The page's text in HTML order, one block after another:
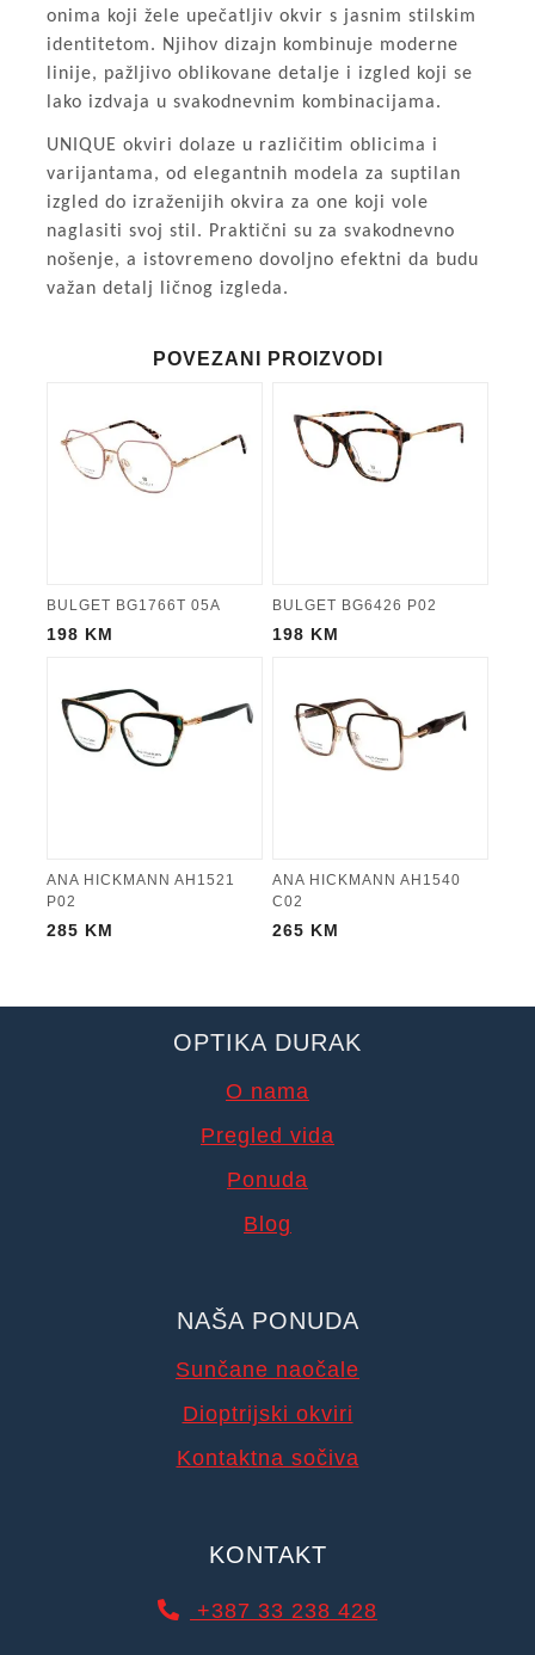
onima koji žele upečatljiv okvir s jasnim stilskim
identitetom. Njihov dizajn kombinuje moderne
linije, pažljivo oblikovane detalje i izgled koji se
lako izdvaja u svakodnevnim kombinacijama.
UNIQUE okviri dolaze u različitim oblicima i
varijantama, od elegantnih modela za suptilan
izgled do izraženijih okvira za one koji vole
naglasiti svoj stil. Praktični su za svakodnevno
nošenje, a istovremeno dovoljno efektni da budu
važan detalj ličnog izgleda.
POVEZANI PROIZVODI
BULGET BG1766T 05A
198 KM
BULGET BG6426 P02
198 KM
ANA HICKMANN AH1521
P02
285 KM
ANA HICKMANN AH1540
C02
265 KM
OPTIKA DURAK
O nama
Pregled vida
Ponuda
Blog
NAŠA PONUDA
Sunčane naočale
Dioptrijski okviri
Kontaktna sočiva
KONTAKT
+387 33 238 428